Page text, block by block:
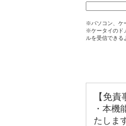
※パソコン、ケ
※ケータイのド
ルを受信できる
【免責
・本機
たしま